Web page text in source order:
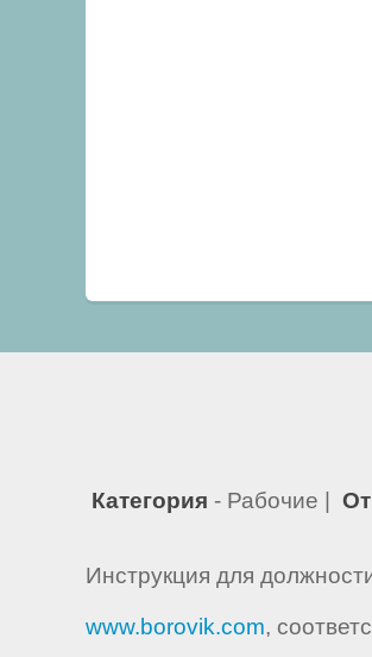
Категория - Рабочие |
Инструкция для
www.borovik.com,